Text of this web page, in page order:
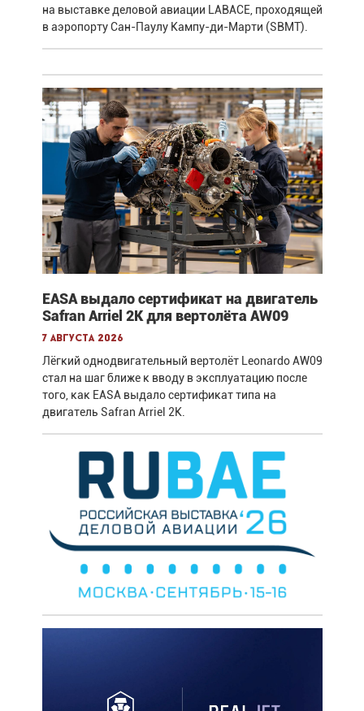
на выставке деловой авиации LABACE, проходящей
в аэропорту Сан-Паулу Кампу-ди-Марти (SBMT).
EASA выдало сертификат на двигатель
Safran Arriel 2K для вертолёта AW09
7 августа 2026
Лёгкий однодвигательный вертолёт Leonardo AW09
стал на шаг ближе к вводу в эксплуатацию после
того, как EASA выдало сертификат типа на
двигатель Safran Arriel 2K.